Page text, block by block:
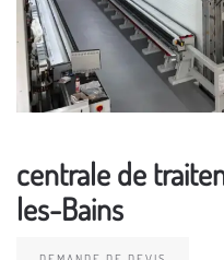
centrale de
les-Bains